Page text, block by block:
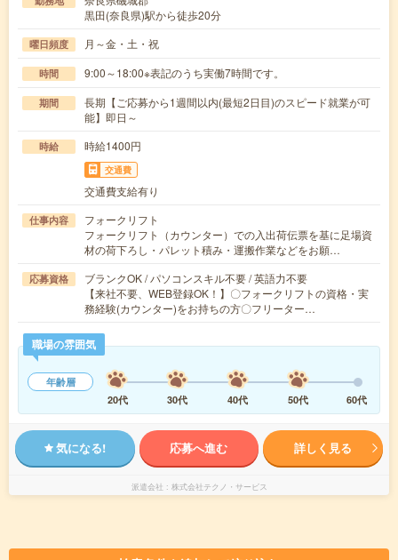
黒田(奈良県)駅から徒歩20分
曜日頻度 月～金・土・祝
時間 9:00～18:00※表記のうち実働7時間です。
期間
長期【ご応募から1週間以内(最短2日目)のスピード就業が可
能】即日～
時給 時給1400円
交通費
交通費支給有り
仕事内容
フォークリフト
フォークリフト（カウンター）での入出荷伝票を基に足場資
材の荷下ろし・パレット積み・運搬作業などをお願…
応募資格
ブランクOK / パソコンスキル不要 / 英語力不要
【来社不要、WEB登録OK！】〇フォークリフトの資格・実
務経験(カウンター)をお持ちの方〇フリーター…
職場の雰囲気
年齢層
20代
30代 40代 50代 60代
気になる! 応募へ進む 詳しく見る
派遣会社 株式会社テクノ・サービス